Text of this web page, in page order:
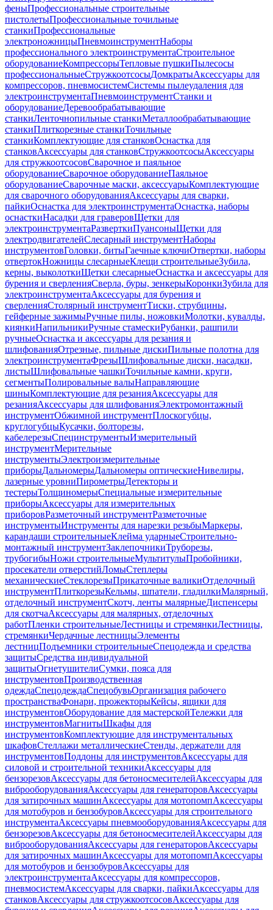
феныПрофессиональные строительные
пистолетыПрофессиональные точильные
станкиПрофессиональные
электроножницыПневмоинструментНаборы
профессионального электроинструментаСтроительное
оборудованиеКомпрессорыТепловые пушкиПылесосы
профессиональныеСтружкоотсосыДомкратыАксессуары для
компрессоров, пневмосистемСистемы пылеудаления для
электроинструментаПневмоинструментСтанки и
оборудованиеДеревообрабатывающие
станкиЛенточнопильные станкиМеталлообрабатывающие
станкиПлиткорезные станкиТочильные
станкиКомплектующие для станковОснастка для
станковАксессуары для станковСтружкоотсосыАксессуары
для стружкоотсосовСварочное и паяльное
оборудованиеСварочное оборудованиеПаяльное
оборудованиеСварочные маски, аксессуарыКомплектующие
для сварочного оборудованияАксессуары для сварки,
пайкиОснастка для электроинструментаОснастка, наборы
оснасткиНасадки для граверовЩетки для
электроинструментаРазверткиПуансоныЩетки для
электродвигателейСлесарный инструментНаборы
инструментовГоловки, битыГаечные ключиОтвертки, наборы
отвертокНожницы слесарныеКлещи строительныеЗубила,
керны, выколоткиЩетки слесарныеОснастка и аксессуары для
бурения и сверленияСверла, буры, зенкерыКоронкиЗубила для
электроинструментаАксессуары для бурения и
сверленияСтолярный инструментТиски, струбцины,
гейферные зажимыРучные пилы, ножовкиМолотки, кувалды,
киянкиНапильникиРучные стамескиРубанки, рашпили
ручныеОснастка и аксессуары для резания и
шлифованияОтрезные, пильные дискиПильные полотна для
электроинструментаФрезыШлифовальные диски, насадки,
листыШлифовальные чашкиТочильные камни, круги,
сегментыПолировальные валыНаправляющие
шиныКомплектующие для резанияАксессуары для
резанияАксессуары для шлифованияЭлектромонтажный
инструментОбжимной инструментПлоскогубцы,
круглогубцыКусачки, болторезы,
кабелерезыСпецинструментыИзмерительный
инструментМерительные
инструментыЭлектроизмерительные
приборыДальномерыДальномеры оптическиеНивелиры,
лазерные уровниПирометрыДетекторы и
тестерыТолщиномерыСпециальные измерительные
приборыАксессуары для измерительных
приборовРазметочный инструментРазметочные
инструментыИнструменты для нарезки резьбыМаркеры,
карандаши строительныеКлейма ударныеСтроительно-
монтажный инструментЗаклепочникиТруборезы,
трубогибыНожи строительныеМультитулыПробойники,
просекатели отверстийЛомыСтеплеры
механическиеСтеклорезыПрикаточные валикиОтделочный
инструментПлиткорезыКельмы, шпатели, гладилкиМалярный,
отделочный инструментСкотч, ленты малярныеДиспенсеры
для скотчаАксессуары для малярных, отделочных
работПленки строительныеЛестницы и стремянкиЛестницы,
стремянкиЧердачные лестницыЭлементы
лестницПодъемники строительныеСпецодежда и средства
защитыСредства индивидуальной
защитыОгнетушителиСумки, пояса для
инструментовПроизводственная
одеждаСпецодеждаСпецобувьОрганизация рабочего
пространстваФонари, прожекторыКейсы, ящики для
инструментовОборудование для мастерскойТележки для
инструментовМагнитыШкафы для
инструментовКомплектующие для инструментальных
шкафовСтеллажи металлическиеСтенды, держатели для
инструментовПоддоны для инструментовАксессуары для
силовой и строительной техникиАксессуары для
бензорезовАксессуары для бетоносмесителейАксессуары для
виброоборудованияАксессуары для генераторовАксессуары
для затирочных машинАксессуары для мотопомпАксессуары
для мотобуров и бензобуровАксессуары для строительного
инструментаАксессуары пневмооборудованияАксессуары для
бензорезовАксессуары для бетоносмесителейАксессуары для
виброоборудованияАксессуары для генераторовАксессуары
для затирочных машинАксессуары для мотопомпАксессуары
для мотобуров и бензобуровАксессуары для
электроинструментаАксессуары для компрессоров,
пневмосистемАксессуары для сварки, пайкиАксессуары для
станковАксессуары для стружкоотсосовАксессуары для